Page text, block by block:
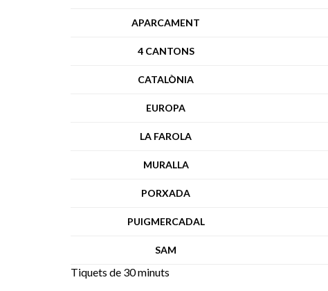
APARCAMENT
4 CANTONS
CATALÒNIA
EUROPA
LA FAROLA
MURALLA
PORXADA
PUIGMERCADAL
SAM
Tiquets de 30 minuts